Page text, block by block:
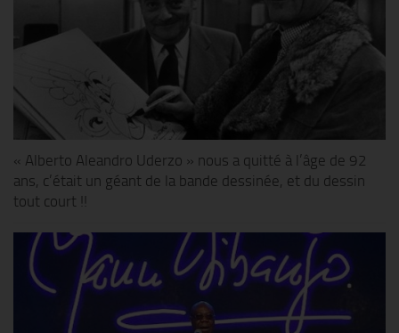
« Alberto Aleandro Uderzo » nous a quitté à l’âge de 92
ans, c’était un géant de la bande dessinée, et du dessin
tout court !!